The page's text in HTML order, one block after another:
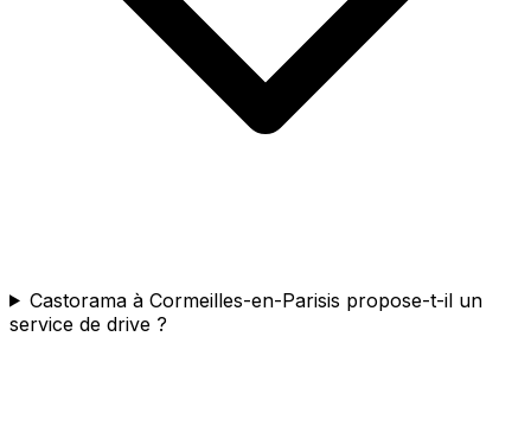
Castorama à Cormeilles-en-Parisis propose-t-il un
service de drive ?